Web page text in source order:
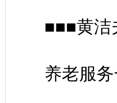
■■■黄洁
养老服